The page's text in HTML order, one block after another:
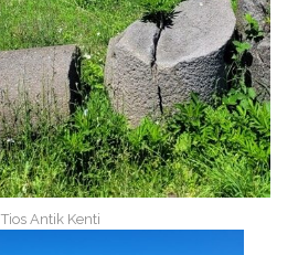
Tios Antik Kenti